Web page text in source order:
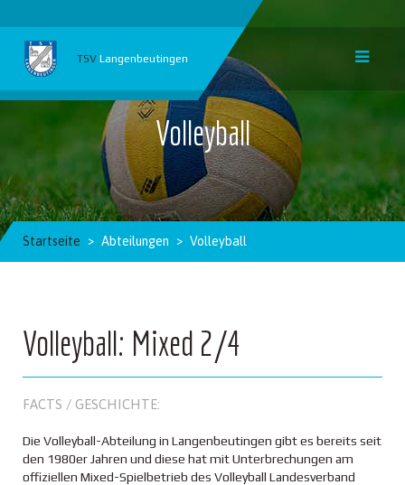
TSV Langenbeutingen
Volleyball
Startseite Abteilungen Volleyball
Volleyball: Mixed 2/4
FACTS / GESCHICHTE:
Die Volleyball-Abteilung in Langenbeutingen gibt es bereits seit
den 1980er Jahren und diese hat mit Unterbrechungen am
offiziellen Mixed-Spielbetrieb des Volleyball Landesverband